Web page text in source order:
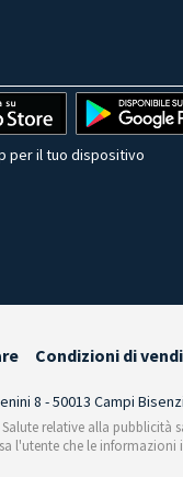
per il tuo dispositivo
Condizioni di
8 - 50013 Campi
Salute relative alla
l'utente che le